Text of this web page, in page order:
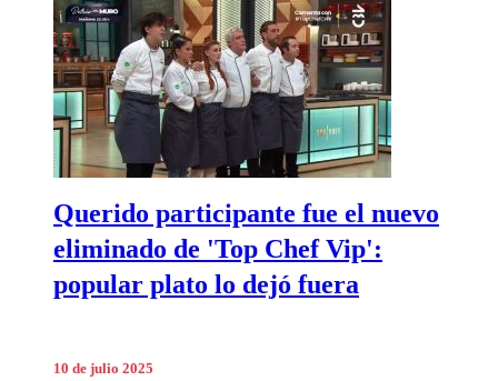
Querido participante fue el nuevo
eliminado de 'Top Chef Vip':
popular plato lo dejó fuera
10 de julio 2025